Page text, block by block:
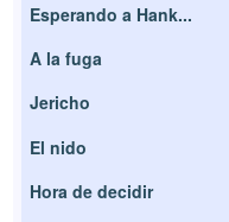
Esperando a Hank...
A la fuga
Jericho
El nido
Hora de decidir